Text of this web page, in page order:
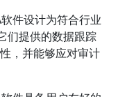
件设计为符合行业
们提供的数据跟踪
，并能够应对审计